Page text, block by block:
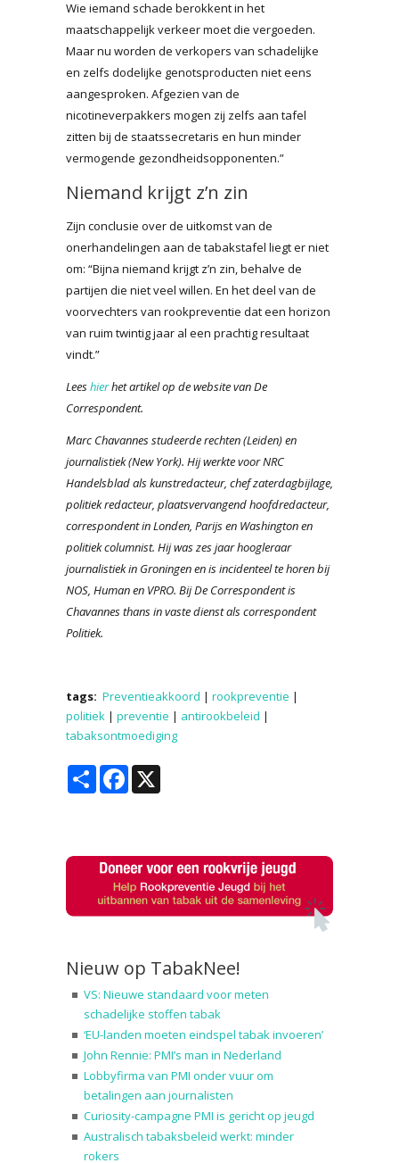
Wie iemand schade berokkent in het
maatschappelijk verkeer moet die vergoeden.
Maar nu worden de verkopers van schadelijke
en zelfs dodelijke genotsproducten niet eens
aangesproken. Afgezien van de
nicotineverpakkers mogen zij zelfs aan tafel
zitten bij de staatssecretaris en hun minder
vermogende gezondheidsopponenten.”
Niemand krijgt z’n zin
Zijn conclusie over de uitkomst van de
onerhandelingen aan de tabakstafel liegt er niet
om: “Bijna niemand krijgt z’n zin, behalve de
partijen die niet veel willen. En het deel van de
voorvechters van rookpreventie dat een horizon
van ruim twintig jaar al een prachtig resultaat
vindt.”
Leeshierhet artikel op de website van De
Correspondent.
Marc Chavannes studeerde rechten (Leiden) en
journalistiek (New York). Hij werkte voor NRC
Handelsblad als kunstredacteur, chef zaterdagbijlage,
politiek redacteur, plaatsvervangend hoofdredacteur,
correspondent in Londen, Parijs en Washington en
politiek columnist. Hij was zes jaar hoogleraar
journalistiek in Groningen en is incidenteel te horen bij
NOS, Human en VPRO. Bij De Correspondent is
Chavannesthans in vaste dienst als correspondent
Politiek.
tags: Preventieakkoord | rookpreventie |
politiek | preventie | antirookbeleid |
tabaksontmoediging
Share Facebook
Nieuw op TabakNee!
VS: Nieuwe standaard voor meten
schadelijke stoffen tabak
‘EU-landen moeten eindspel tabak invoeren’
John Rennie: PMI’s man in Nederland
Lobbyfirma van PMI onder vuur om
betalingen aan journalisten
Curiosity-campagne PMI is gericht op jeugd
Australisch tabaksbeleid werkt: minder
rokers